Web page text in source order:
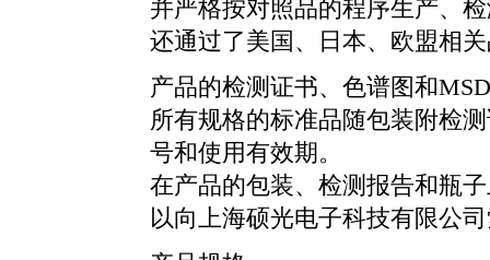
并严格按对照品的程序生产、
还通过了美国、日本、欧盟相
产品的检测证书、色谱图和
所有规格的标准品随包装附检
号和使用有效期。
在产品的包装、检测报告和瓶
以向上海硕光电子科技有限公